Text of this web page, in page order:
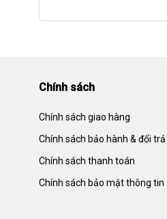
Chính sách
Chính sách giao hàng
Chính sách bảo hành & đổi trả
Chính sách thanh toán
Chính sách bảo mật thông tin